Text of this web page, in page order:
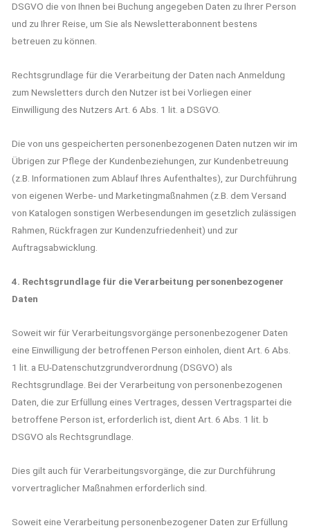
DSGVO die von Ihnen bei Buchung angegeben Daten zu Ihrer Person
und zu Ihrer Reise, um Sie als Newsletterabonnent bestens
betreuen zu können.
Rechtsgrundlage für die Verarbeitung der Daten nach Anmeldung
zum Newsletters durch den Nutzer ist bei Vorliegen einer
Einwilligung des Nutzers Art. 6 Abs. 1 lit. a DSGVO.
Die von uns gespeicherten personenbezogenen Daten nutzen wir im
Übrigen zur Pflege der Kundenbeziehungen, zur Kundenbetreuung
(z.B. Informationen zum Ablauf Ihres Aufenthaltes), zur Durchführung
von eigenen Werbe- und Marketingmaßnahmen (z.B. dem Versand
von Katalogen sonstigen Werbesendungen im gesetzlich zulässigen
Rahmen, Rückfragen zur Kundenzufriedenheit) und zur
Auftragsabwicklung.
4. Rechtsgrundlage für die Verarbeitung personenbezogener
Daten
Soweit wir für Verarbeitungsvorgänge personenbezogener Daten
eine Einwilligung der betroffenen Person einholen, dient Art. 6 Abs.
1 lit. a EU-Datenschutzgrundverordnung (DSGVO) als
Rechtsgrundlage. Bei der Verarbeitung von personenbezogenen
Daten, die zur Erfüllung eines Vertrages, dessen Vertragspartei die
betroffene Person ist, erforderlich ist, dient Art. 6 Abs. 1 lit. b
DSGVO als Rechtsgrundlage.
Dies gilt auch für Verarbeitungsvorgänge, die zur Durchführung
vorvertraglicher Maßnahmen erforderlich sind.
Soweit eine Verarbeitung personenbezogener Daten zur Erfüllung